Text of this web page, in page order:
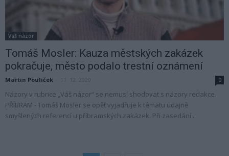
Váš názor
Tomáš Mosler: Kauza městských zakázek
pokračuje, město podalo trestní oznámení
Martin Poulíček 0
Názory v rubrice „Váš názor“ se nemusí shodovat s názory redakce.
PŘÍBRAM - Tomáš Mosler se opět vyjadřuje k tématu údajně
smyšlených referencí u příbramských zakázek. Při zasedání...